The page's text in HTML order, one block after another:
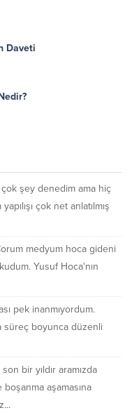
Daveti
şey denedim ama hiç
çok net anlatılmış
medyum hoca gideni
Yusuf Hoca'nın
pek inanmıyordum.
süreç boyunca düzenli
bir yıldır aramızda
aşamasına